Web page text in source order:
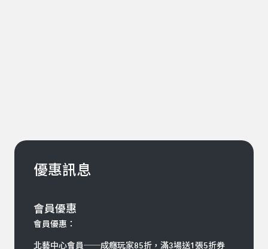
優惠訊息
會員優惠
會員優惠：
北藝中心會員──成癮玩家85折，滿3場送1張5折券